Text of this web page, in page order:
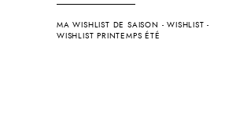
MA WISHLIST DE SAISON -WISHLIST -
WISHLIST PRINTEMPS ÉTÉ